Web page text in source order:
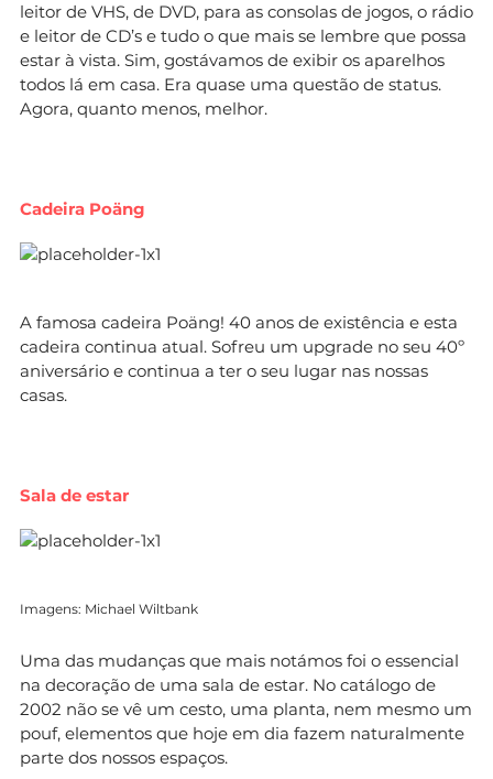
leitor de VHS, de DVD, para as consolas de jogos, o rádio
e leitor de CD’s e tudo o que mais se lembre que possa
estar à vista. Sim, gostávamos de exibir os aparelhos
todos lá em casa. Era quase uma questão de status.
Agora, quanto menos, melhor.
Cadeira Poäng
A famosa cadeira Poäng! 40 anos de existência e esta
cadeira continua atual. Sofreu um upgrade no seu 40º
aniversário e continua a ter o seu lugar nas nossas
casas.
Sala de estar
Imagens: Michael Wiltbank
Uma das mudanças que mais notámos foi o essencial
na decoração de uma sala de estar. No catálogo de
2002 não se vê um cesto, uma planta, nem mesmo um
pouf, elementos que hoje em dia fazem naturalmente
parte dos nossos espaços.